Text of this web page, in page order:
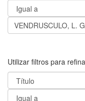
Utilizar filtros para